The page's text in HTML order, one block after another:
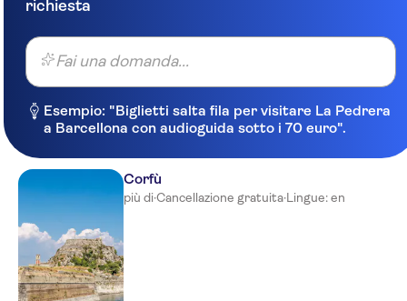
Harbour front
richiesta
Fai una domanda...
Esempio: "Biglietti salta fila per visitare La Pedrera
a Barcellona con audioguida sotto i 70 euro".
Corfù
più di·Cancellazione gratuita·Lingue: en